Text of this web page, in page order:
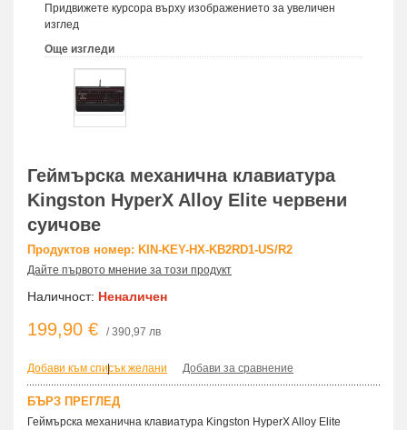
Придвижете курсора върху изображението за увеличен
изглед
Още изгледи
Геймърскa механична клавиатура
Kingston HyperX Alloy Elite червени
суичове
Продуктов номер: KIN-KEY-HX-KB2RD1-US/R2
Дайте първото мнение за този продукт
Наличност: Неналичен
199,90 € / 390,97 лв
Добави към списък желани
| Добави за сравнение
БЪРЗ ПРЕГЛЕД
Геймърскa механична клавиатура Kingston HyperX Alloy Elite